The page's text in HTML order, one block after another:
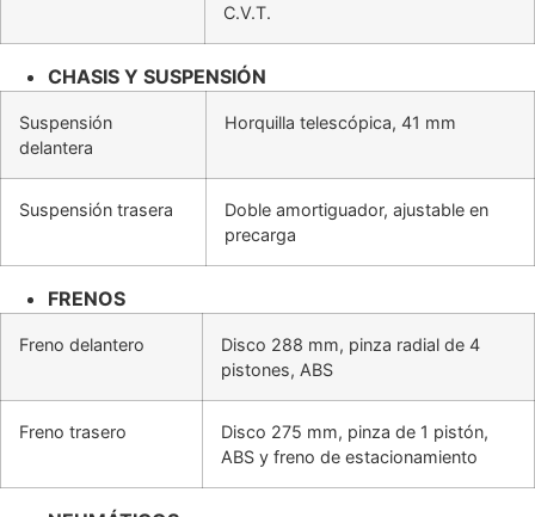
C.V.T.
CHASIS Y SUSPENSIÓN
Suspensión
delantera
Horquilla telescópica, 41 mm
Suspensión trasera
Doble amortiguador, ajustable en
precarga
FRENOS
Freno delantero
Disco 288 mm, pinza radial de 4
pistones, ABS
Freno trasero
Disco 275 mm, pinza de 1 pistón,
ABS y freno de estacionamiento